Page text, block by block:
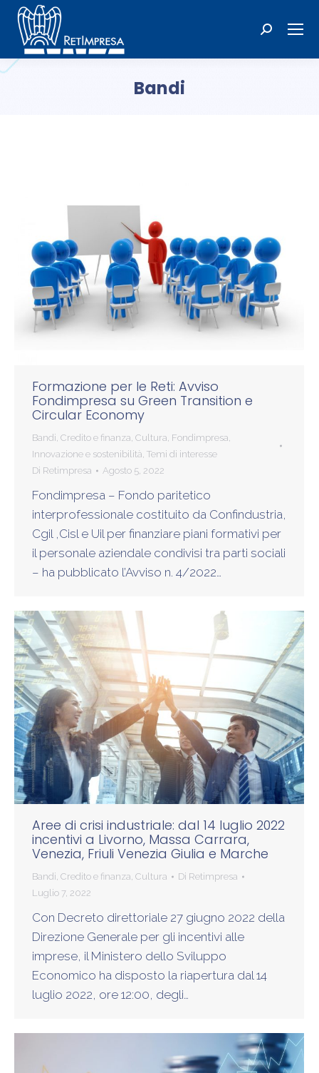
Cerca:
Bandi
Formazione per le Reti: Avviso
Fondimpresa su Green Transition e
Circular Economy
Bandi, Credito e finanza, Cultura, Fondimpresa,
Innovazione e sostenibilità, Temi di interesse
Di Retimpresa Agosto 5, 2022
Fondimpresa – Fondo paritetico
interprofessionale costituito da Confindustria,
Cgil ,Cisl e Uil per finanziare piani formativi per
il personale aziendale condivisi tra parti sociali
– ha pubblicato l’Avviso n. 4/2022…
Aree di crisi industriale: dal 14 luglio 2022
incentivi a Livorno, Massa Carrara,
Venezia, Friuli Venezia Giulia e Marche
Bandi, Credito e finanza, Cultura Di Retimpresa
Luglio 7, 2022
Con Decreto direttoriale 27 giugno 2022 della
Direzione Generale per gli incentivi alle
imprese, il Ministero dello Sviluppo
Economico ha disposto la riapertura dal 14
luglio 2022, ore 12:00, degli…